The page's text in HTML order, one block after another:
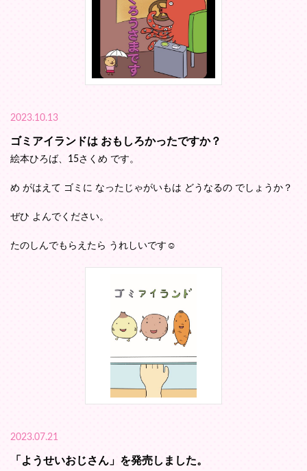
2023.10.13
ゴミアイランドは おもしろかったですか？
絵本ひろば、15さくめ です。
め がはえて ゴミに なったじゃがいもは どうなるの でしょうか？
ぜひ よんでください。
たのしんでもらえたら うれしいです☺️
2023.07.21
「ようせいおじさん」を発売しました。